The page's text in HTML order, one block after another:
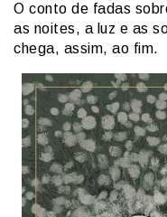
O conto de fadas
as noites, a luz e as
chega, assim, ao fi­m.